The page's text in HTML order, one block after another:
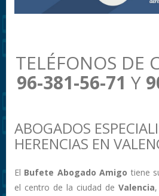
TELÉFONOS DE
96-381-56-71 Y
ABOGADOS
HERENCIAS EN
El Bufete Abogado Amigo tiene
el centro de la ciudad de Valencia